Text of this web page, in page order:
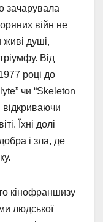
зачарувала
війн не
душі,
Від
році до
чи “Skeleton
відкриваючи
Їхні долі
і зла, де
кінофраншизу
людської